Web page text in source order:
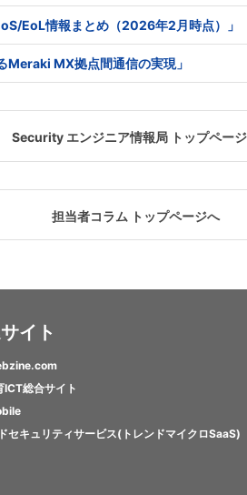
EoL情報まとめ（2026年2月時点）」
MX拠点間通信の実現」
Security エンジニア情報局 トップペー
担当者コラム トップページへ
イト
ICT総合サイト
セキュリティサービス(トレンドマイクロSaaS)